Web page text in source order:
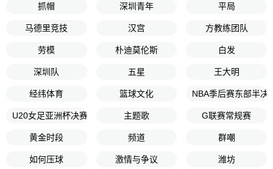
抓帽 深圳青年 平局
马德里竞技 汉宫 方教练团队
劳模 朴迪莫伦斯 白发
深圳队 五星 王大明
经纬体育 篮球文化 NBA季后赛东部半决
U20女足亚洲杯决赛 主题歌 G联赛常规赛
黄金时段 频道 群嘲
如何压球 激情与争议 潍坊